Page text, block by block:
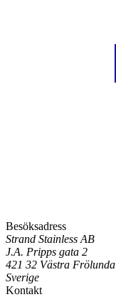
Besöksadress
Strand Stainless AB
J.A. Pripps gata 2
421 32 Västra Frölunda
Sverige
Kontakt